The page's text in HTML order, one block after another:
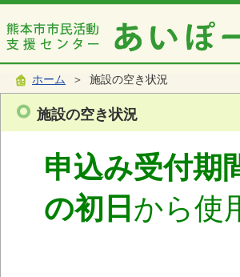
ホーム ＞ 施設の空き状況
施設の空き状況
申込み受付期
の初日 から使